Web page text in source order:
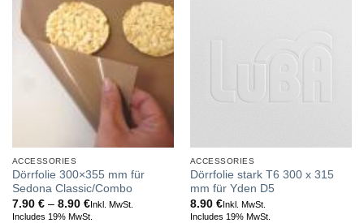
ACCESSORIES
Dörrfolie 300×355 mm für
Sedona Classic/Combo
7.90 € – 8.90 €Price
range:
Inkl. MwSt.
Includes 19% MwSt.
ACCESSORIES
Dörrfolie stark T6 300 x 315
mm für Yden D5
8.90 €Inkl. MwSt.
Includes 19% MwSt.